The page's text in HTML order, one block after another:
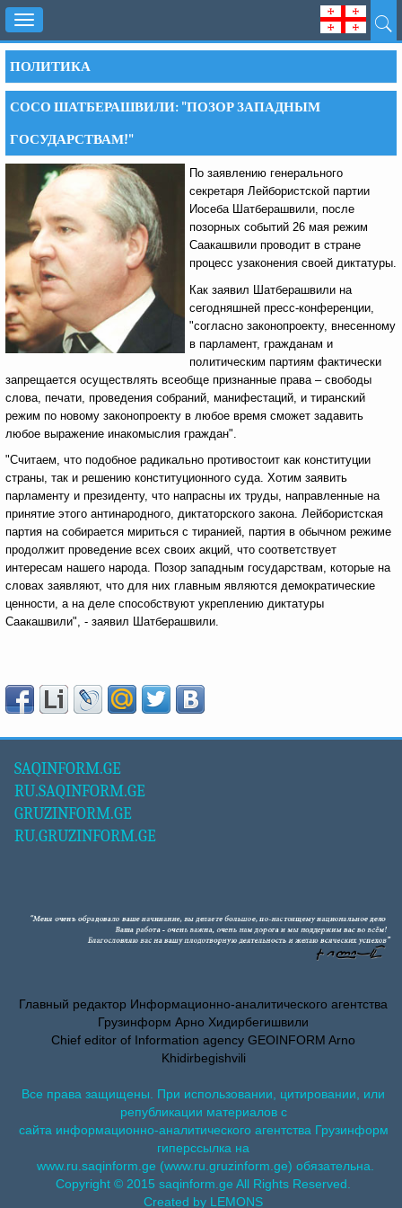
Toggle
navigation
ПОЛИТИКА
СОСО ШАТБЕРАШВИЛИ: "ПОЗОР ЗАПАДНЫМ
ГОСУДАРСТВАМ!"
По заявлению генерального
секретаря Лейбористской партии
Иосеба Шатберашвили, после
позорных событий 26 мая режим
Саакашвили проводит в стране
процесс узаконения своей диктатуры.
Как заявил Шатберашвили на
сегодняшней пресс-конференции,
"согласно законопроекту, внесенному
в парламент, гражданам и
политическим партиям фактически
запрещается осуществлять всеобще признанные права – свободы
слова, печати, проведения собраний, манифестаций, и тиранский
режим по новому законопроекту в любое время сможет задавить
любое выражение инакомыслия граждан".
"Считаем, что подобное радикально противостоит как конституции
страны, так и решению конституционного суда. Хотим заявить
парламенту и президенту, что напрасны их труды, направленные на
принятие этого антинародного, диктаторского закона. Лейбористская
партия на собирается мириться с тиранией, партия в обычном режиме
продолжит проведение всех своих акций, что соответствует
интересам нашего народа. Позор западным государствам, которые на
словах заявляют, что для них главным являются демократические
ценности, а на деле способствуют укреплению диктатуры
Саакашвили", - заявил Шатберашвили.
SAQINFORM.GE
RU.SAQINFORM.GE
GRUZINFORM.GE
RU.GRUZINFORM.GE
Главный редактор Информационно-аналитического агентства
Грузинформ Арно Хидирбегишвили
Chief editor of Information agency GEOINFORM Arno
Khidirbegishvili
Все права защищены. При использовании, цитировании, или
републикации материалов с
сайта информационно-аналитического агентства Грузинформ
гиперссылка на
www.ru.saqinform.ge (www.ru.gruzinform.ge) обязательна.
Copyright © 2015 saqinform.ge All Rights Reserved.
Created by LEMONS